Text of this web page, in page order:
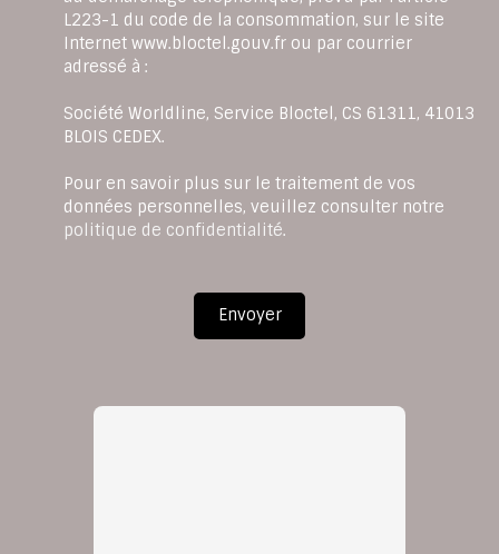
L223-1 du code de la consommation, sur le site
Internet www.bloctel.gouv.fr ou par courrier
adressé à :
Société Worldline, Service Bloctel, CS 61311, 41013
BLOIS CEDEX.
Pour en savoir plus sur le traitement de vos
données personnelles, veuillez consulter notre
politique de confidentialité.
Envoyer